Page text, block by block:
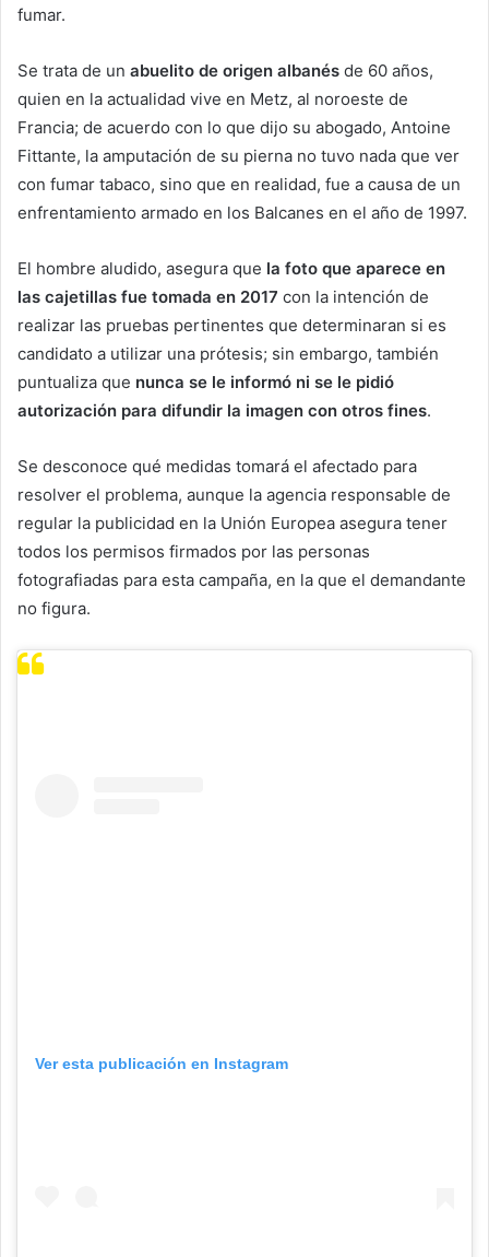
fumar.
Se trata de un abuelito de origen albanés de 60 años,
quien en la actualidad vive en Metz, al noroeste de
Francia; de acuerdo con lo que dijo su abogado, Antoine
Fittante, la amputación de su pierna no tuvo nada que ver
con fumar tabaco, sino que en realidad, fue a causa de un
enfrentamiento armado en los Balcanes en el año de 1997.
El hombre aludido, asegura que la foto que aparece en
las cajetillas fue tomada en 2017 con la intención de
realizar las pruebas pertinentes que determinaran si es
candidato a utilizar una prótesis; sin embargo, también
puntualiza que nunca se le informó ni se le pidió
autorización para difundir la imagen con otros fines.
Se desconoce qué medidas tomará el afectado para
resolver el problema, aunque la agencia responsable de
regular la publicidad en la Unión Europea asegura tener
todos los permisos firmados por las personas
fotografiadas para esta campaña, en la que el demandante
no figura.
Ver esta publicación en Instagram